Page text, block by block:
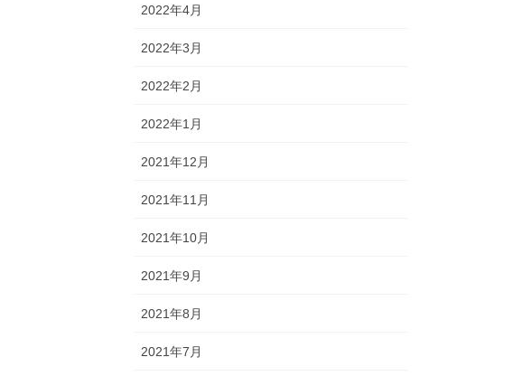
2022年4月
2022年3月
2022年2月
2022年1月
2021年12月
2021年11月
2021年10月
2021年9月
2021年8月
2021年7月